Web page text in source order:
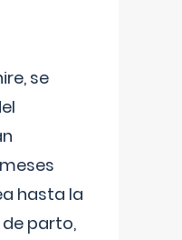
se
hasta la
parto,